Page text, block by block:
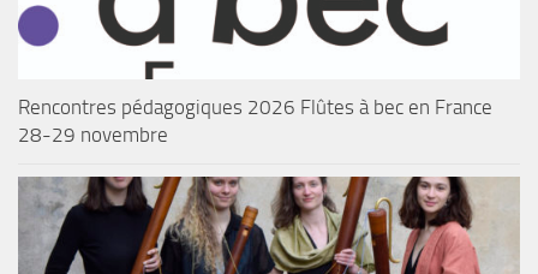
Rencontres pédagogiques 2026 Flûtes à bec en France
28-29 novembre